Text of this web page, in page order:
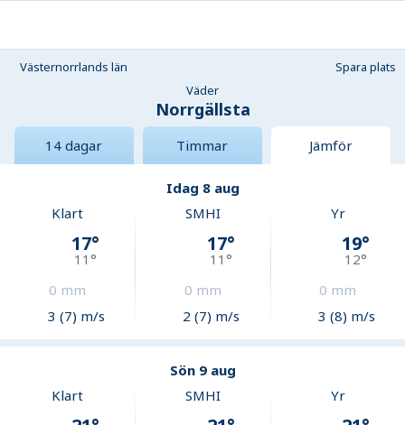
Västernorrlands län
Spara plats
Väder
Norrgällsta
14 dagar Timmar Jämför
Idag 8 aug
Klart
17°
11°
0 mm
3 (7) m/s
SMHI
17°
11 °
0 mm
2 (7) m/s
Yr
19°
12°
0 mm
3 (8) m/s
Sön 9 aug
Klart
SMHI Yr